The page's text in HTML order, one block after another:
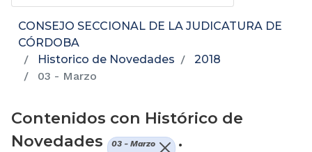
CONSEJO SECCIONAL DE LA JUDICATURA DE
CÓRDOBA
Historico de Novedades
2018
03 - Marzo
Contenidos con Histórico de
Novedades
03 - Marzo .